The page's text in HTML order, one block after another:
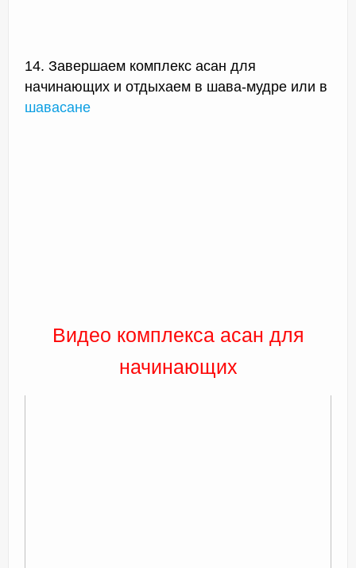
14. Завершаем комплекс асан для
начинающих и отдыхаем в шава-мудре или в
шавасане
Видео комплекса асан для
начинающих